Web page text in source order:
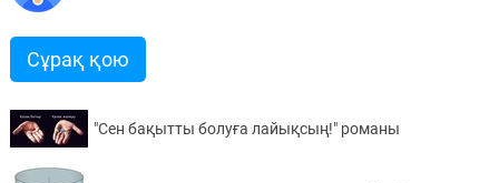
Сұрақ қою
"Сен бақытты болуға лайықсың!" романы